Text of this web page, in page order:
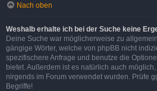
Nach oben
Weshalb erhalte ich bei der Suche keine
Deine Suche war möglicherweise zu
gängige Wörter, welche von phpBB nicht
spezifischere Anfrage und benutze die
bietet. Außerdem ist es natürlich auch
nirgends im Forum verwendet wurden. Prüfe
Begriffe!